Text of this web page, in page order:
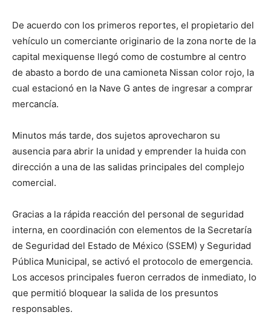
De acuerdo con los primeros reportes, el propietario del
vehículo un comerciante originario de la zona norte de la
capital mexiquense llegó como de costumbre al centro
de abasto a bordo de una camioneta Nissan color rojo, la
cual estacionó en la Nave G antes de ingresar a comprar
mercancía.
Minutos más tarde, dos sujetos aprovecharon su
ausencia para abrir la unidad y emprender la huida con
dirección a una de las salidas principales del complejo
comercial.
Gracias a la rápida reacción del personal de seguridad
interna, en coordinación con elementos de la Secretaría
de Seguridad del Estado de México (SSEM) y Seguridad
Pública Municipal, se activó el protocolo de emergencia.
Los accesos principales fueron cerrados de inmediato, lo
que permitió bloquear la salida de los presuntos
responsables.